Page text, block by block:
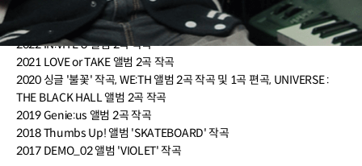
[펜타곤]
2022 IN:VITE U 앨범 2곡 작곡
2021 LOVE or TAKE 앨범 2곡 작곡
2020 싱글 '불꽃' 작곡, WE:TH 앨범 2곡 작곡 및 1곡 편곡, UNIVERSE :
THE BLACK HALL 앨범 2곡 작곡
2019 Genie:us 앨범 2곡 작곡
2018 Thumbs Up! 앨범 'SKATEBOARD' 작곡
2017 DEMO_02 앨범 'VIOLET' 작곡